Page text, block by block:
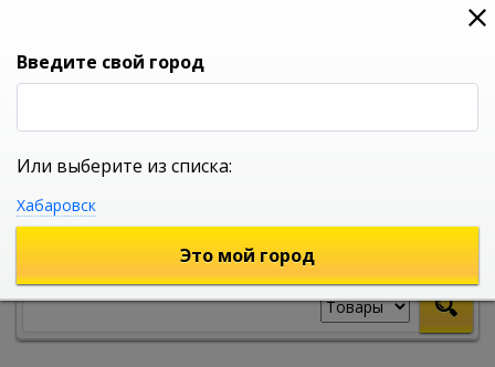
0
УНИВЕРСАЛЬНЫЙ ИНТЕРНЕТ МАГАЗИН
Введите свой город
Или выберите из списка:
Хабаровск
Это мой город